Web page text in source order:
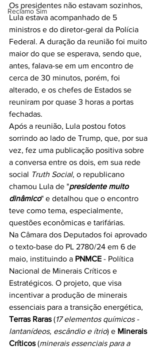
Reclamo Sim
Os presidentes não estavam sozinhos,
Lula estava acompanhado de 5
ministros e do diretor-geral da Polícia
Federal. A duração da reunião foi muito
maior do que se esperava, sendo que,
antes, falava-se em um encontro de
cerca de 30 minutos, porém, foi
alterado, e os chefes de Estados se
reuniram por quase 3 horas a portas
fechadas.
Após a reunião, Lula postou fotos
sorrindo ao lado de Trump, que, por sua
vez, fez uma publicação positiva sobre
a conversa entre os dois, em sua rede
social Truth Social, o republicano
chamou Lula de "presidente muito
dinâmico" e detalhou que o encontro
teve como tema, especialmente,
questões econômicas e tarifárias.
Na Câmara dos Deputados foi aprovado
o texto-base do PL 2780/24 em 6 de
maio, instituindo a PNMCE - Política
Nacional de Minerais Críticos e
Estratégicos. O projeto, que visa
incentivar a produção de minerais
essenciais para a transição energética,
Terras Raras (17 elementos químicos -
lantanídeos, escândio e ítrio) e Minerais
Críticos (minerais essenciais para a